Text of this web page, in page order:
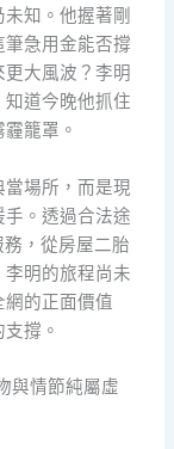
知。他握著剛
急用金能否撐
大風波？李明
道今晚他抓住
籠罩。
場所，而是現
。透過合法途
務，從房屋二胎
明的旅程尚未
的正面價值
撐。
與情節純屬虛